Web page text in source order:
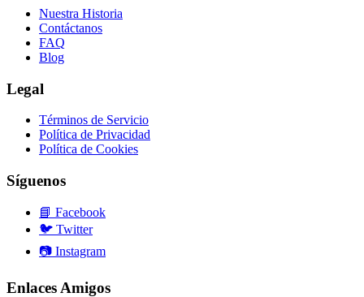
Nuestra Historia
Contáctanos
FAQ
Blog
Legal
Términos de Servicio
Política de Privacidad
Política de Cookies
Síguenos
📘 Facebook
🐦 Twitter
📷 Instagram
Enlaces Amigos